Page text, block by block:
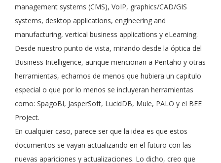
management systems (CMS), VoIP, graphics/CAD/GIS
systems, desktop applications, engineering and
manufacturing, vertical business applications y eLearning.
Desde nuestro punto de vista, mirando desde la óptica del
Business Intelligence, aunque mencionan a Pentaho y otras
herramientas, echamos de menos que hubiera un capitulo
especial o que por lo menos se incluyeran herramientas
como: SpagoBI, JasperSoft, LucidDB, Mule, PALO y el BEE
Project.
En cualquier caso, parece ser que la idea es que estos
documentos se vayan actualizando en el futuro con las
nuevas apariciones y actualizaciones. Lo dicho, creo que